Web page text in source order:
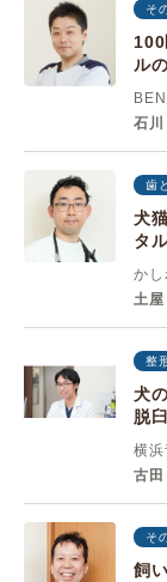
そ
ル
石川
歯
犬
タ
かし
土屋
整
犬
脱臼
横
古田
そ
飼